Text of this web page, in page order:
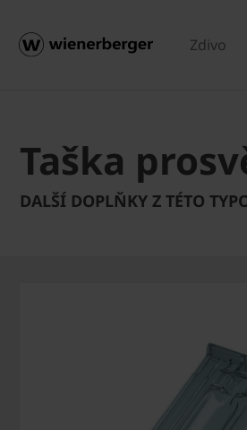
Zdivo
Taška
DALŠÍ DOPLŇKY Z TÉTO